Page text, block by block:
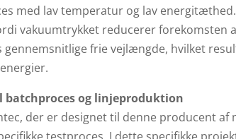
med lav temperatur og lav
vakuumtrykket reducerer forekomsten
gennemsnitlige frie vejlængde, hvilket
batchproces og linjeproduktion
der er designet til denne producent af